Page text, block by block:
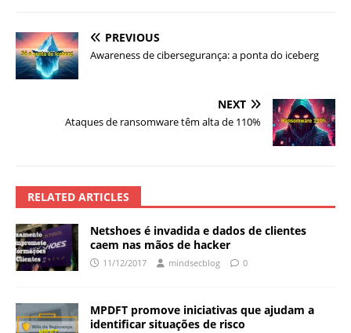
PREVIOUS
Awareness de cibersegurança: a ponta do iceberg
NEXT
Ataques de ransomware têm alta de 110%
RELATED ARTICLES
Netshoes é invadida e dados de clientes
caem nas mãos de hacker
11/12/2017 mindsecblog 0
MPDFT promove iniciativas que ajudam a
identificar situações de risco